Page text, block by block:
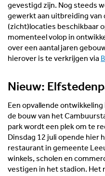
gevestigd zijn. Nog steeds
gewerkt aan uitbreiding van
(zicht)locaties beschikbaar
momenteel volop in
over een aantal jaren
hierover is te verkrijgen via
Nieuw:
Een opvallende
de bouw van het
park wordt een plek om te
Dinsdag 12 juli opende hier
restaurant in gemeente
winkels, scholen en
vestigen in het stadion. Het